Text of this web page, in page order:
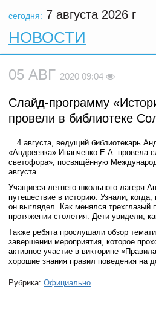
сегодня: 7 августа 2026 г
НОВОСТИ
05 АВГ 2020 09:04
Слайд-программу
провели в библиотеке
4 августа, ведущий библиотекарь
«Андреевка» Иванченко Е.А. провела
светофора», посвящённую
августа.
Учащиеся летнего школьного лагеря
путешествие в историю. Узнали,
он выглядел. Как менялся
протяжении столетия. Дети увидели,
Также ребята прослушали обзор
завершении мероприятия, которое
активное участие в викторине
хорошие знания правил поведения на
Рубрика: Официально